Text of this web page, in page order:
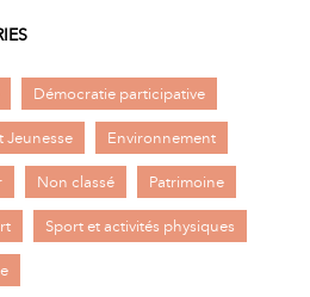
Démocratie participative
Jeunesse Environnement
Non classé Patrimoine
Sport et activités physiques